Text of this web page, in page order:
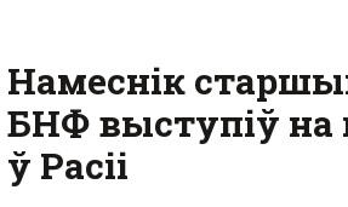
Намеснік
БНФ выступіў на
ў Расіі